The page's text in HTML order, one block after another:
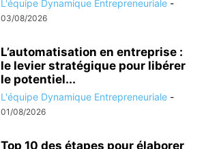
L'équipe Dynamique Entrepreneuriale -
03/08/2026
L’automatisation en entreprise :
le levier stratégique pour libérer
le potentiel...
L'équipe Dynamique Entrepreneuriale -
01/08/2026
Top 10 des étapes pour élaborer